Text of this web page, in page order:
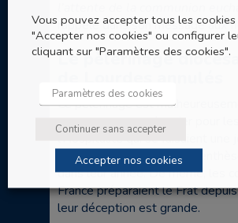
rappelé dans son message aux
Le pèlerinage
Ce pèlerinage est
manquerons pas de prier pour les
l’Hospitalité qui se faisaient une
pour certains c’est une
dans leur année. De même, les
France préparaient le Frat
leur déception est grande.
Vous pouvez accepter tous les
"Accepter nos cookies" ou configurer
cliquant sur "Paramètres des cookies".
Paramètres des cookies
Continuer sans accepter
Accepter nos cookies